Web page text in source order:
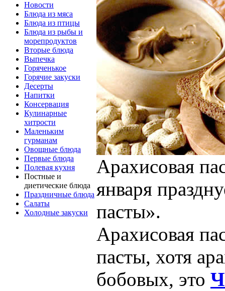
Новости
Блюда из мяса
Блюда из птицы
Блюда из рыбы и
морепродуктов
Вторые блюда
Выпечка
Горяченькое
Горячие закуски
Десерты
Напитки
Консервация
Кулинарные
хитрости
Маленьким
гурманам
Овощные блюда
Первые блюда
Полевая кухня
Постные и
диетические блюда
Праздничные блюда
Салаты
Холодные закуски
Арахисовая
января
пасты».
Арахисовая
пасты, хотя
бобовых, это